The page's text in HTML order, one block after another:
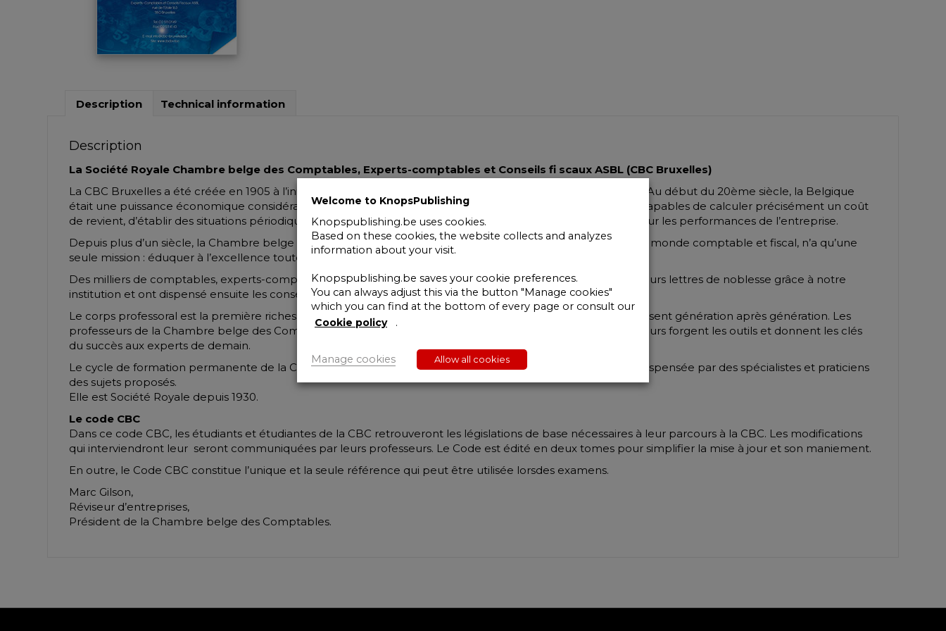
Description Technical information
Description
La Société Royale Chambre belge des Comptables, Experts-comptables et Conseils fi scaux ASBL (CBC Bruxelles)
La CBC Bruxelles a été créée en 1905 à l’initiative de professionnels du chiffre et sous l’égide d’Ernest Solvay. Au début du 20ème siècle, la Belgique
était une puissance économique considérable et son industrialisation réclamait de former des comptables capables de calculer précisément un coût
de revient, d’établir des situations périodiques fiables et de mesurer l’influence des décisions de la direction sur les performances de l’entreprise.
Depuis plus d’un siècle, la Chambre belge des Comptables, qui réunit en son sein les maylleurs éléments du monde comptable et fiscal, n’a qu’une
seule mission : éduquer à l’excellence toutes les professions économiques.
Des milliers de comptables, experts-comptables, réviseurs d’entreprises et conseils fiscaux ont ainsi acquis leurs lettres de noblesse grâce à notre
institution et ont dispensé ensuite les conseils qui leur ont été enseignés par nos professeurs.
Le corps professoral est la première richesse de la CBC. Il garantit son histoire et sa réputation qui se pérennisent génération après génération. Les
professeurs de la Chambre belge des Comptables qui sont à la fois spécialistes et praticiens, orateurs et auteurs forgent les outils et donnent les clés
du succès aux experts de demain.
Le cycle de formation permanente de la CBC traduit quant à lui une longue tradition d’éducation continue dispensée par des spécialistes et praticiens
des sujets proposés.
Elle est Société Royale depuis 1930.
Le code CBC
Dans ce code CBC, les étudiants et étudiantes de la CBC retrouveront les législations de base nécessaires à leur parcours à la CBC. Les modifications
qui interviendront leur seront communiquées par leurs professeurs. Le Code est édité en deux tomes pour simplifier la mise à jour et son maniement.
En outre, le Code CBC constitue l’unique et la seule référence qui peut être utilisée lorsdes examens.
Marc Gilson,
Réviseur d’entreprises,
Président de la Chambre belge des Comptables.
Welcome to KnopsPublishing
Knopspublishing.be uses cookies.
Based on these cookies, the website collects and analyzes
information about your visit.
Knopspublishing.be saves your cookie preferences.
You can always adjust this via the button "Manage cookies"
which you can find at the bottom of every page or consult our
Cookie policy
.
Manage cookies Allow all cookies